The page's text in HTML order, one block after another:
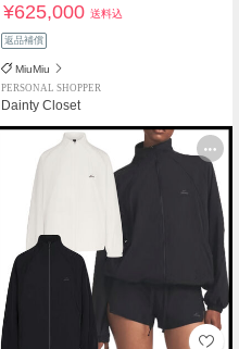
¥625,000送料込
返品補償
MiuMiu
PERSONAL SHOPPER
Dainty Closet